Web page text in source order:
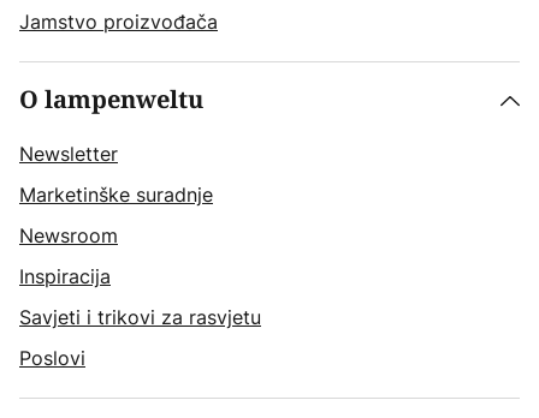
Jamstvo proizvođača
O lampenweltu
Newsletter
Marketinške suradnje
Newsroom
Inspiracija
Savjeti i trikovi za rasvjetu
Poslovi